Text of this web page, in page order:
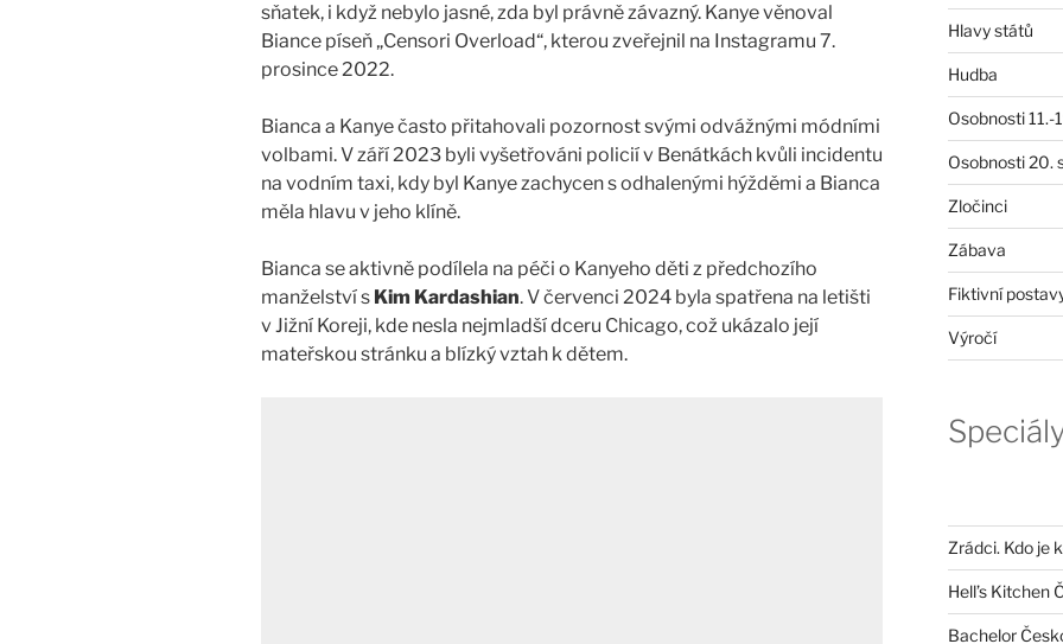
sňatek, i když nebylo jasné, zda byl právně závazný. Kanye věnoval
Biance píseň „Censori Overload“, kterou zveřejnil na Instagramu 7.
prosince 2022.
Bianca a Kanye často přitahovali pozornost svými odvážnými módními
volbami. V září 2023 byli vyšetřováni policií v Benátkách kvůli incidentu
na vodním taxi, kdy byl Kanye zachycen s odhalenými hýžděmi a Bianca
měla hlavu v jeho klíně.
Bianca se aktivně podílela na péči o Kanyeho děti z předchozího
manželství s Kim Kardashian. V červenci 2024 byla spatřena na letišti
v Jižní Koreji, kde nesla nejmladší dceru Chicago, což ukázalo její
mateřskou stránku a blízký vztah k dětem.
Hlavy států
Hudba
Osobnosti 11.-
Osobnosti 20.
Zločinci
Zábava
Fiktivní
Výročí
Zrádci. Kdo je
Hell’s Kitchen
Bachelor